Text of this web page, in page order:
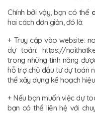
Chính bởi vậy, bạn có thể
hai cách đơn giản, đó là:
+ Truy cập vào website:
dự toán: https://
trong những tính năng
hỗ trợ chủ đầu tư dự toán
thể xây dựng kế hoạch
+ Nếu bạn muốn việc dự
bạn có thể liên hệ với